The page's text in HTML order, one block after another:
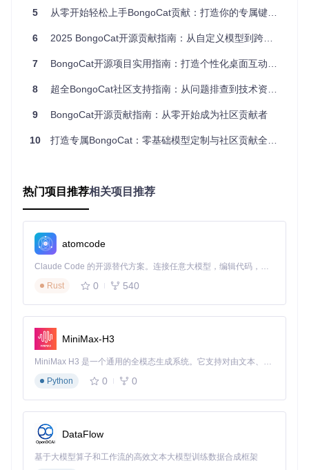
cd
安装项目依赖
启动开发模式
随着鼠标和键盘操作做出反应。
图：BongoCat键盘互动模式下的猫咪形象 - 使用Live2D Cubi
sm创作
环境问题排查指南
在环境搭建过程中，可能会遇到以下常见问题：
检查Rust版本：
安装缺失组件：
lippy
macOS：brew install cocoapods
Linux： sudo apt install libwebkit2gtk-4.0-d
ev build-essential
5 从零开始轻松上手BongoCat贡献：打造你的专属键盘猫咪互动体验
6 2025 BongoCat开源贡献指南：从自定义模型到跨平台开发的完整路径
7 BongoCat开源项目实用指南：打造个性化桌面互动猫咪助手
8 超全BongoCat社区支持指南：从问题排查到技术资源全景图
9 BongoCat开源贡献指南：从零开始成为社区贡献者
10 打造专属BongoCat：零基础模型定制与社区贡献全指南
热门项目推荐相关项目推荐
atomcode
Claude Code 的开源替代方案。连接任意大模型，编辑代码，运行命令，自动验证 — 全自动执行。用 Rust 构建，极致性能。 ｜ An open-source alternative to Claude Code. Connect any LLM, edit code, run commands, and verify changes — autonomously. Built in Rust for speed. Get Started
Rust
0 540
MiniMax-H3
MiniMax H3 是一个通用的全模态生成系统。它支持对由文本、图像、视频和音频组成的多模态上下文进行统一理解，并能生成分辨率高达 2K、时长可达 15 秒的带原生立体声音频的视频。得益于面向任务泛化的系统设计，H3 在预训练阶段就已具备广泛的多模态上下文理解与生成能力，能够出色地执行复杂的多模态指令。
Python
0 0
DataFlow
基于大模型算子和工作流的高效文本大模型训练数据合成框架